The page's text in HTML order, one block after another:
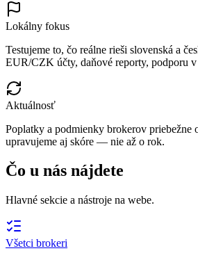
Lokálny fokus
Testujeme to, čo reálne rieši slovenská a
EUR/CZK účty, daňové reporty, podporu
Aktuálnosť
Poplatky a podmienky brokerov priebežne
upravujeme aj skóre — nie až o rok.
Čo u nás nájdete
Hlavné sekcie a nástroje na webe.
Všetci brokeri